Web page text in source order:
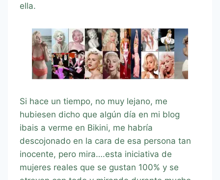
ella.
Si hace un tiempo, no muy lejano, me
hubiesen dicho que algún día en mi blog
ibais a verme en Bikini, me habría
descojonado en la cara de esa persona tan
inocente, pero mira….esta iniciativa de
mujeres reales que se gustan 100% y se